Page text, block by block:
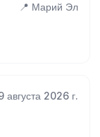
📍 Марий Эл
августа 2026 г.